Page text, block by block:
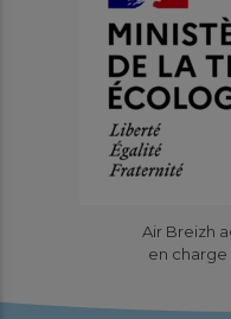
Air Breizh
en